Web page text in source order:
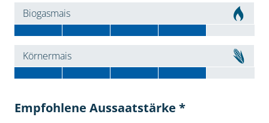
Biogasmais
Körnermais
Empfohlene Aussaatstärke *